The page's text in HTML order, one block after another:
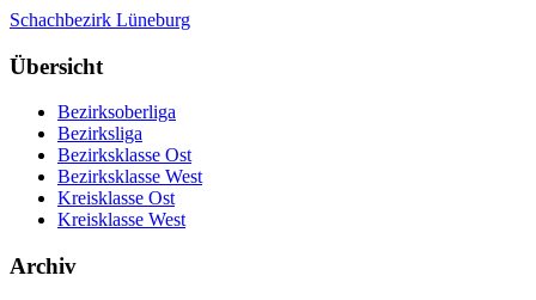
Schachbezirk Lüneburg
Übersicht
Bezirksoberliga
Bezirksliga
Bezirksklasse Ost
Bezirksklasse West
Kreisklasse Ost
Kreisklasse West
Archiv